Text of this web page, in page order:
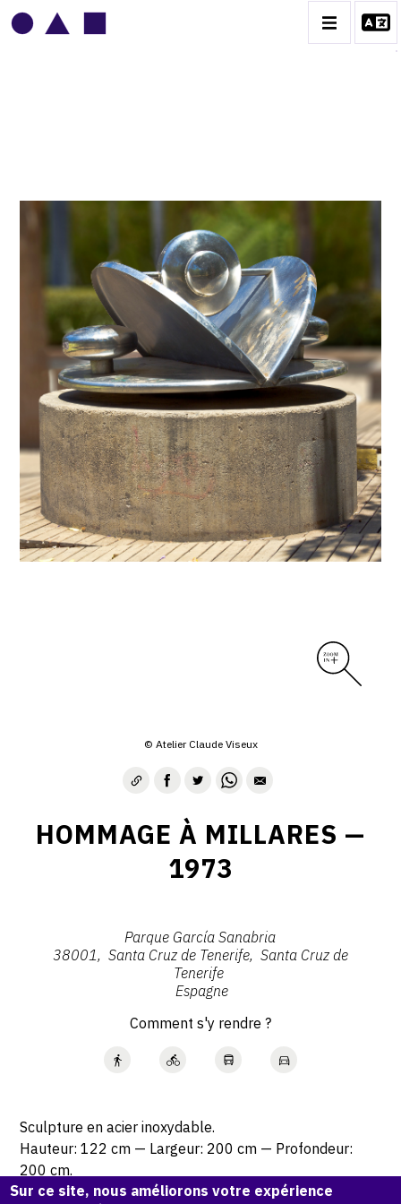
© Atelier Claude Viseux
HOMMAGE À MILLARES —
1973
Parque García Sanabria
38001
Santa Cruz de Tenerife
Santa Cruz de
Tenerife
Espagne
Comment s'y rendre ?
Sculpture en acier inoxydable.
Hauteur: 122 cm — Largeur: 200 cm — Profondeur:
200 cm.
La sculpture a été installée en 1973 dans le parc
Sur ce site, nous améliorons votre expérience